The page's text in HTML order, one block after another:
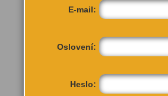
E-mail:
Oslovení:
Heslo: